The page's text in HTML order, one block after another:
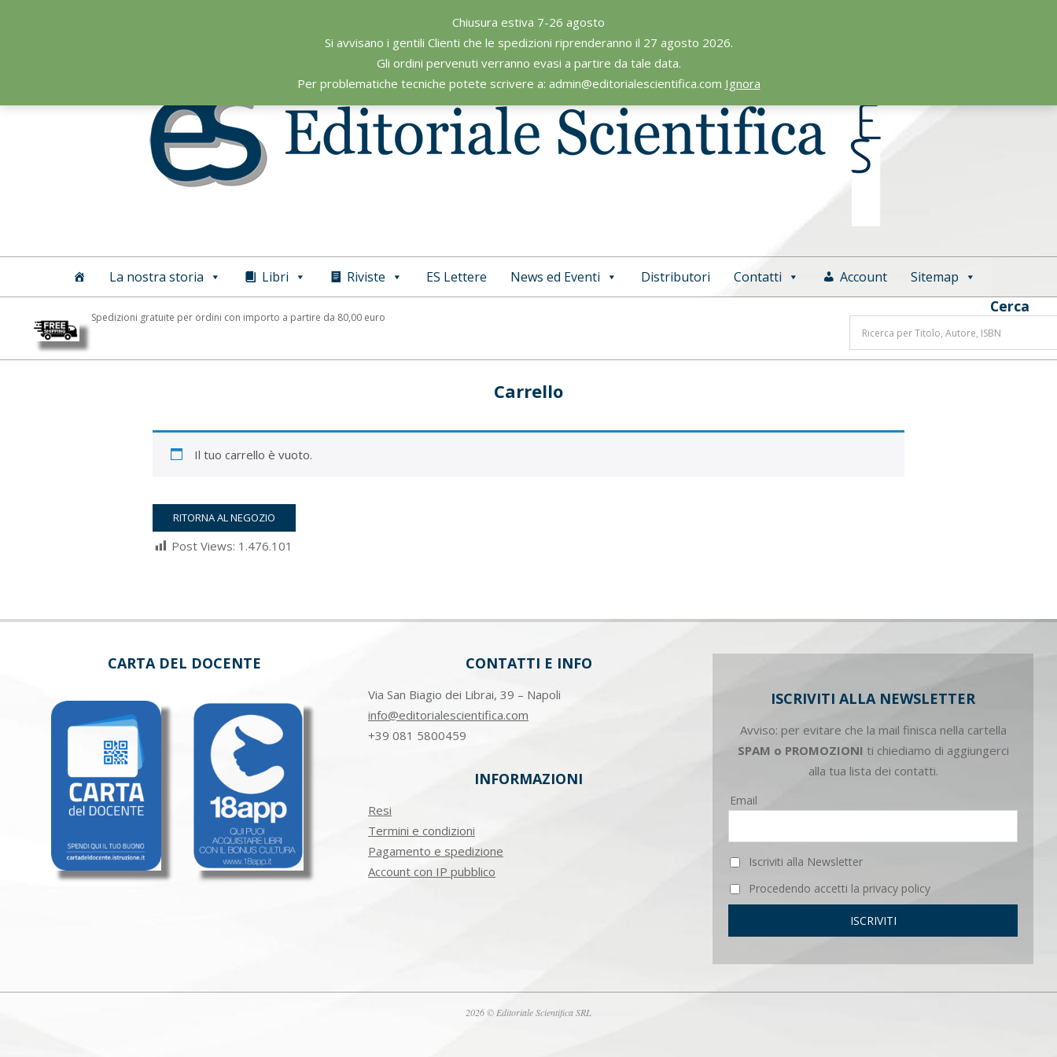
Chiusura estiva 7-26 agosto
Si avvisano i gentili Clienti che le spedizioni riprenderanno il 27 agosto 2026.
Gli ordini pervenuti verranno evasi a partire da tale data.
Per problematiche tecniche potete scrivere a: admin@editorialescientifica.com Ignora
Editoriale
Scientifica
Primary
La nostra storia Libri Riviste ES Lettere News ed Eventi Distributori Contatti Account Sitemap
Spedizioni gratuite per ordini con importo a partire da 80,00 euro
Cerca
Carrello
Il tuo carrello è vuoto.
RITORNA AL NEGOZIO
Post Views: 1.476.101
03-
CARTA DEL DOCENTE CONTATTI E INFO
Via San Biagio dei Librai, 39 – Napoli
info@editorialescientifica.com
+39 081 5800459
INFORMAZIONI
Resi
Termini e condizioni
Pagamento e spedizione
Account con IP pubblico
ISCRIVITI ALLA NEWSLETTER
Avviso: per evitare che la mail finisca nella cartella
SPAM o PROMOZIONI ti chiediamo di aggiungerci
alla tua lista dei contatti.
Email
Iscriviti alla Newsletter
Procedendo accetti la privacy policy
2026 © Editoriale Scientifica SRL